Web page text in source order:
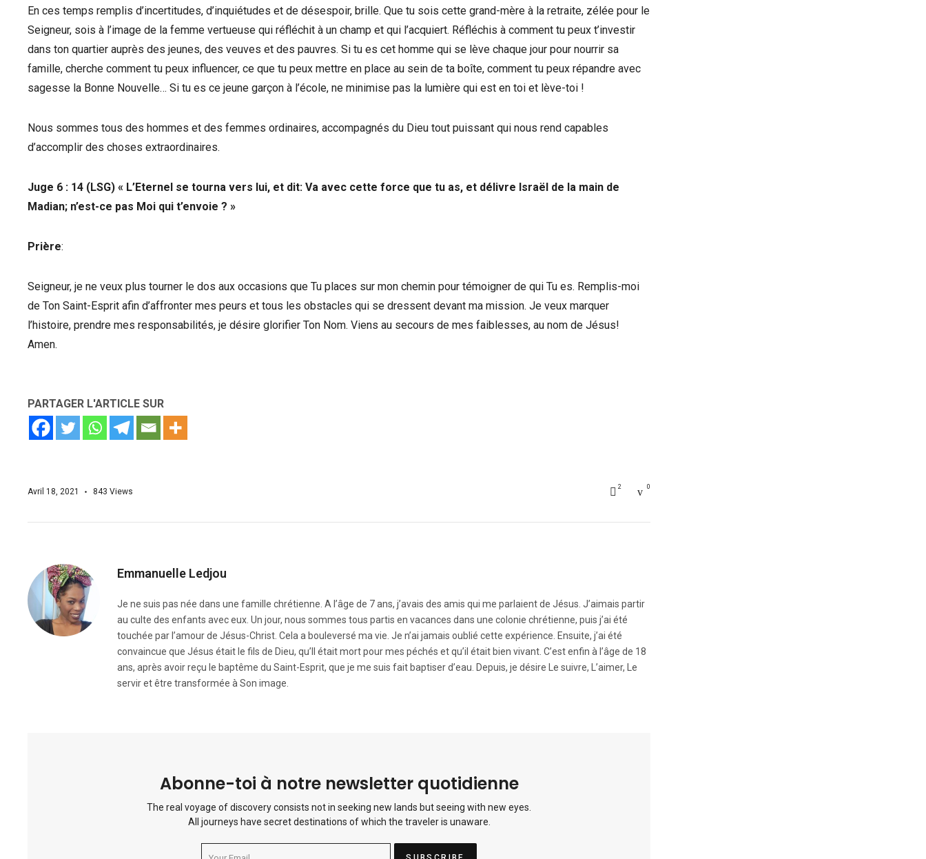
En ces temps remplis d’incertitudes, d’inquiétudes et de désespoir, brille. Que tu sois cette grand-mère à la retraite, zélée pour le
Seigneur, sois à l’image de la femme vertueuse qui réfléchit à un champ et qui l’acquiert. Réfléchis à comment tu peux t’investir
dans ton quartier auprès des jeunes, des veuves et des pauvres. Si tu es cet homme qui se lève chaque jour pour nourrir sa
famille, cherche comment tu peux influencer, ce que tu peux mettre en place au sein de ta boîte, comment tu peux répandre avec
sagesse la Bonne Nouvelle… Si tu es ce jeune garçon à l’école, ne minimise pas la lumière qui est en toi et lève-toi !
Nous sommes tous des hommes et des femmes ordinaires, accompagnés du Dieu tout puissant qui nous rend capables
d’accomplir des choses extraordinaires.
Juge 6 : 14 (LSG) « L’Eternel se tourna vers lui, et dit: Va avec cette force que tu as, et délivre Israël de la main de
Madian; n’est-ce pas Moi qui t’envoie ? »
Prière:
Seigneur, je ne veux plus tourner le dos aux occasions que Tu places sur mon chemin pour témoigner de qui Tu es. Remplis-moi
de Ton Saint-Esprit afin d’affronter mes peurs et tous les obstacles qui se dressent devant ma mission. Je veux marquer
l’histoire, prendre mes responsabilités, je désire glorifier Ton Nom. Viens au secours de mes faiblesses, au nom de Jésus!
Amen.
PARTAGER L'ARTICLE SUR
Avril 18, 2021 843 Views 0
2
Emmanuelle Ledjou
Je ne suis pas née dans une famille chrétienne. A l’âge de 7 ans, j’avais des amis qui me parlaient de Jésus. J’aimais partir
au culte des enfants avec eux. Un jour, nous sommes tous partis en vacances dans une colonie chrétienne, puis j’ai été
touchée par l’amour de Jésus-Christ. Cela a bouleversé ma vie. Je n’ai jamais oublié cette expérience. Ensuite, j’ai été
convaincue que Jésus était le fils de Dieu, qu’Il était mort pour mes péchés et qu’il était bien vivant. C’est enfin à l’âge de 18
ans, après avoir reçu le baptême du Saint-Esprit, que je me suis fait baptiser d’eau. Depuis, je désire Le suivre, L’aimer, Le
servir et être transformée à Son image.
Abonne-toi à notre newsletter quotidienne
The real voyage of discovery consists not in seeking new lands but seeing with new eyes.
All journeys have secret destinations of which the traveler is unaware.